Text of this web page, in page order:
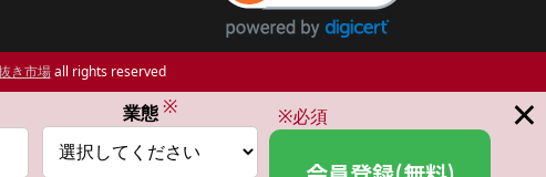
き市場all rights reserved
×
業態 ※ ※必須